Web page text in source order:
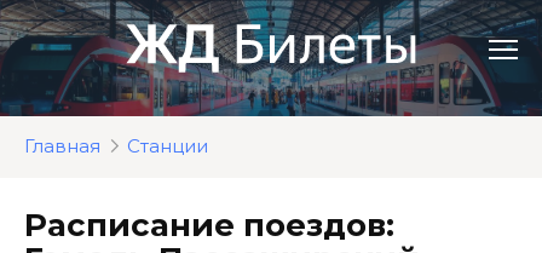
Перейти
к
контенту
Главная Станции
Расписание поездов: